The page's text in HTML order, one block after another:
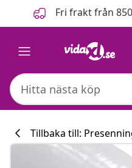
FöregåendeFri frakt från
Tillbaka till: